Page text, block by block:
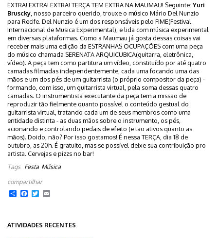
EXTRA! EXTRA! EXTRA! TERÇA TEM EXTRA NA MAUMAU! Seguinte: Yuri
Bruscky , nosso parceiro querido, trouxe o músico Mário Del Nunzio
para Recife. Del Nunzio é um dos responsáveis pelo FIME(Festival
Internacional de Musica Experimental), e lida com música experimental
em diversas plataformas. Como a Maumau já gosta dessas coisas vai
receber mais uma edição da ESTRANHAS OCUPAÇÕES com uma peça
do músico chamada SERENATA ARQUICUBICA(guitarra, eletrônica,
vídeo). A peça tem como partitura um vídeo, constituído por até quatro
camadas filmadas independentemente, cada uma focando uma das
mãos e um dos pés de um guitarrista (o próprio compositor da peça) -
formando, com isso, um guitarrista virtual, pela soma dessas quatro
camadas. O instrumentista executante da peça tem a missão de
reproduzir tão fielmente quanto possível o conteúdo gestual do
guitarrista virtual, tratando cada um de seus membros como uma
entidade distinta - as duas mãos sobre o instrumento, os pés,
acionando e controlando pedais de efeito (e tão ativos quanto as
mãos). Doido, não? Por isso gostamos! É nessa TERÇA, dia 18 de
outubro, as 20h. É gratuito, mas se possível deixe sua contribuição pro
artista. Cervejas e pizzs no bar!
Tags Festa Música
ShareFacebook
Twitter
ATIVIDADES RECENTES